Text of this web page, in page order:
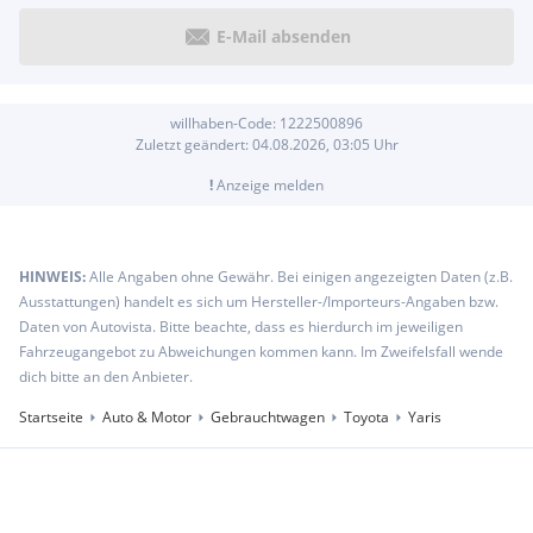
12V-Anschluss vorne
Außenspiegel in Wagenfarbe lackiert
Handschuhfach
Parkbremse, elektrisch
Toyota Safety Sense
Türgriffe außen lackiert
Follow me home
Rundumverglasung getönt
Tankdeckel von innen zu öffnen
3-Punkt-Sicherheitsgurte vorne
4,2" Multi-Informationsdisplay
E-Mail absenden
willhaben-Code: 1222500896
Zuletzt geändert: 04.08.2026, 03:05 Uhr
!Anzeige melden
HINWEIS:Alle Angaben ohne Gewähr. Bei einigen angezeigten Daten (z.B.
Ausstattungen) handelt es sich um Hersteller-/Importeurs-Angaben bzw.
Daten von Autovista. Bitte beachte, dass es hierdurch im jeweiligen
Fahrzeugangebot zu Abweichungen kommen kann. Im Zweifelsfall wende
dich bitte an den Anbieter.
Startseite
Auto & Motor Gebrauchtwagen Toyota Yaris